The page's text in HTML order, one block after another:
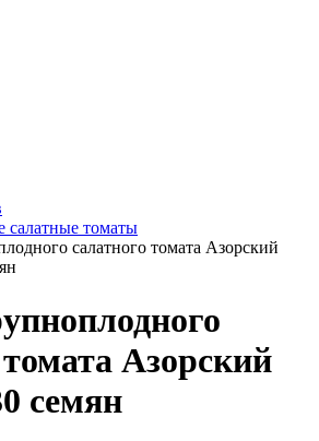
томаты
салатного томата Азорский
Азорский
семян